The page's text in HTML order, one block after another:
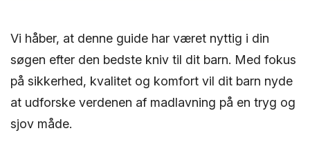
Vi håber, at denne guide har været nyttig i din
søgen efter den bedste kniv til dit barn. Med fokus
på sikkerhed, kvalitet og komfort vil dit barn nyde
at udforske verdenen af madlavning på en tryg og
sjov måde.